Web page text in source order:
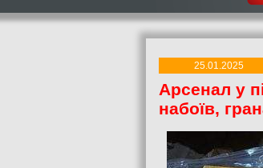
25.01.2025
Арсенал у
набоїв,